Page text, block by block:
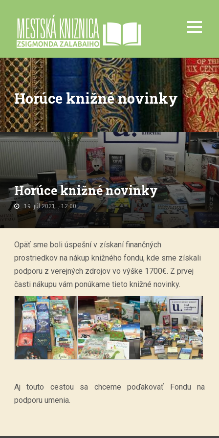
Horúce knižné novinky
Horúce knižné novinky
19. júl 2021. , 12:00
Opäť sme boli úspešní v získaní finančných
prostriedkov na nákup knižného fondu, kde sme získali
podporu z verejných zdrojov vo výške 1700€. Z prvej
časti nákupu vám ponúkame tieto knižné novinky.
Aj touto cestou sa chceme poďakovať Fondu na
podporu umenia.